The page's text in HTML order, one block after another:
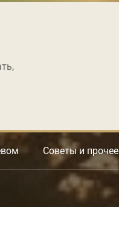
Советы и прочее